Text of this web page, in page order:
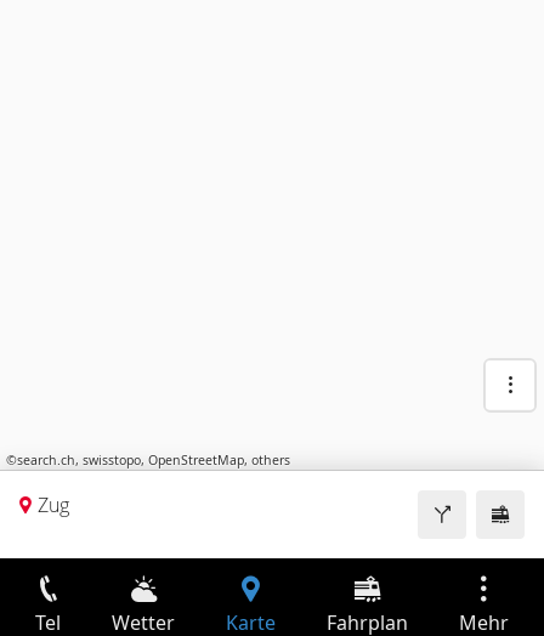
©search.ch, swisstopo, OpenStreetMap, others
Zug
Tel Wetter Karte Fahrplan Mehr